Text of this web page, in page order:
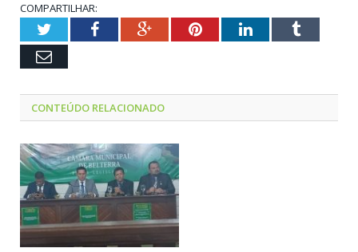
COMPARTILHAR:
TwitterFacebookGoogle+PinterestLinkedInTumblr
Email
CONTEÚDO RELACIONADO